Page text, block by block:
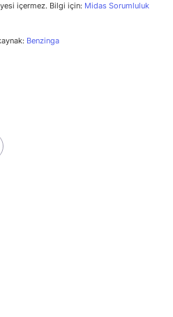
içermez. Bilgi için: Midas Sorumluluk
Benzinga